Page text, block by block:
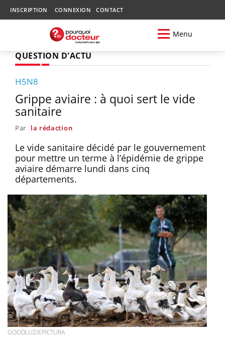
INSCRIPTION CONNEXION CONTACT
Menu
QUESTION D'ACTU
H5N8
Grippe aviaire : à quoi sert le vide
sanitaire
Par la rédaction
Le vide sanitaire décidé par le gouvernement
pour mettre un terme à l’épidémie de grippe
aviaire démarre lundi dans cinq
départements.
GOODLUZ/EPICTURA